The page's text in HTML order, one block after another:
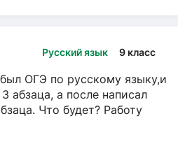
Русский язык 9 класс
ОГЭ по русскому языку,и
абзаца, а после написал
Что будет? Работу